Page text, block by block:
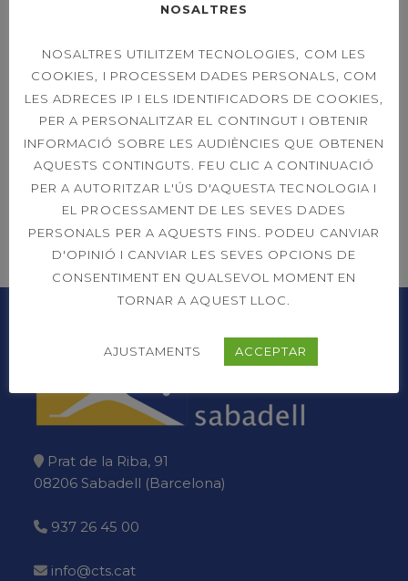
Prat de la Riba, 91
08206 Sabadell (Barcelona)
937 26 45 00
info@cts.cat
NOSALTRES
NOSALTRES UTILITZEM TECNOLOGIES, COM LES
COOKIES, I PROCESSEM DADES PERSONALS, COM
LES ADRECES IP I ELS IDENTIFICADORS DE COOKIES,
PER A PERSONALITZAR EL CONTINGUT I OBTENIR
INFORMACIÓ SOBRE LES AUDIÈNCIES QUE OBTENEN
AQUESTS CONTINGUTS. FEU CLIC A CONTINUACIÓ
PER A AUTORITZAR L'ÚS D'AQUESTA TECNOLOGIA I
EL PROCESSAMENT DE LES SEVES DADES
PERSONALS PER A AQUESTS FINS. PODEU CANVIAR
D'OPINIÓ I CANVIAR LES SEVES OPCIONS DE
CONSENTIMENT EN QUALSEVOL MOMENT EN
TORNAR A AQUEST LLOC.
AJUSTAMENTS ACCEPTAR